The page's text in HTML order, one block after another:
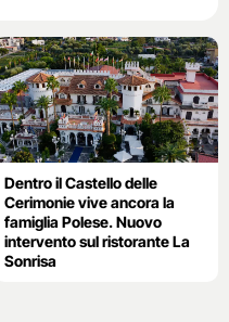
Dentro il Castello delle
Cerimonie vive ancora la
famiglia Polese. Nuovo
intervento sul ristorante La
Sonrisa